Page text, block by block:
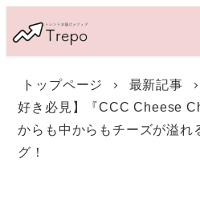
イ
トップページ 最新記事
好き必見】『CCC Cheese
からも中からもチーズが溢れ
グ！